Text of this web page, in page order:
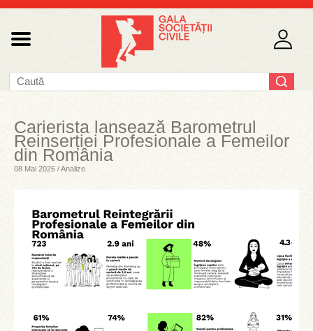
Carierista lansează Barometrul
Reinserției Profesionale a Femeilor
din România
08 Mai 2026 / Analize